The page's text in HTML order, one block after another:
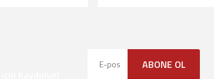
Gönder
ABONE OL